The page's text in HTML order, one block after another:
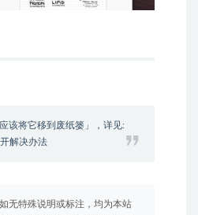
该将它移到废纸篓」，详见:
解决办法
无特殊说明或标注，均为本站